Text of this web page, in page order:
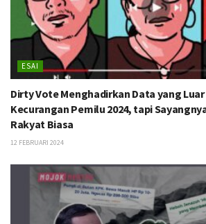
ESAI
Dirty Vote Menghadirkan Data yang
Kecurangan Pemilu 2024, tapi
Rakyat Biasa
12 FEBRUARI 2024